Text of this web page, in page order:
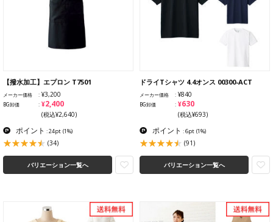
【撥水加工】エプロン T7501
メーカー価格 ¥3,200
BG卸価 ¥2,400
(税込¥2,640)
ポイント : 24pt (1%)
(34)
バリエーション一覧へ
ドライTシャツ 4.4オンス 00300-ACT
メーカー価格 ¥840
BG卸価 ¥630
(税込¥693)
ポイント : 6pt (1%)
(91)
バリエーション一覧へ